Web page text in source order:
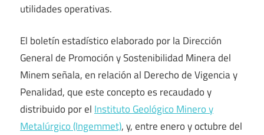
utilidades operativas.
El boletín estadístico elaborado por la Dirección
General de Promoción y Sostenibilidad Minera del
Minem señala, en relación al Derecho de Vigencia y
Penalidad, que este concepto es recaudado y
distribuido por el Instituto Geológico Minero y
Metalúrgico (Ingemmet), y, entre enero y octubre del